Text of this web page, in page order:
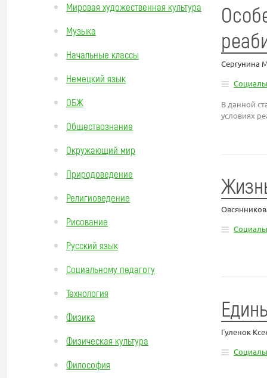
Мировая художественная культура
Музыка
Начальные классы
Немецкий язык
ОБЖ
Обществознание
Окружающий мир
Природоведение
Религиоведение
Рисование
Русский язык
Социальному педагогу
Технология
Физика
Физическая культура
Философия
Сергунина
В данной
условиях
Гуленок